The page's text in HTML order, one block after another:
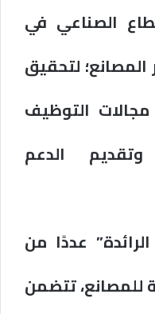
الصناعي في
لتحقيق
التوظيف
وتقديم الدعم
عددًا من
للمصانع، تتضمن